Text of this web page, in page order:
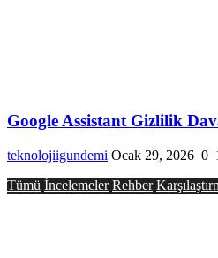
Google Assistant Gizlilik
teknolojiigundemi Ocak 29, 2026 0
Tümü İncelemeler Rehber